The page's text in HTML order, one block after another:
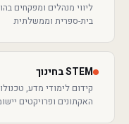
ליווי מנהלים ומפקחים
בית-ספרית וממשלתית
STEM בחינוך
קידום לימודי מדע,
האקתונים ופרויקטים